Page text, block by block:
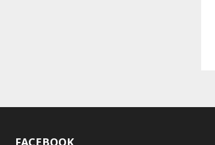
FACEBOOK